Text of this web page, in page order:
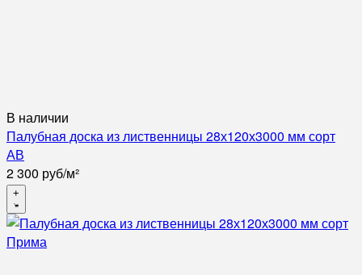
В наличии
Палубная доска из лиственницы 28х120х3000 мм сорт
АВ
2 300 руб/м²
+